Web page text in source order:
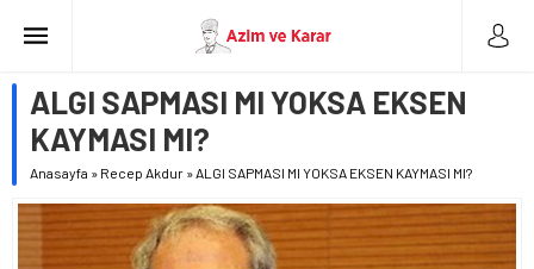
ALGI SAPMASI MI YOKSA EKSEN
KAYMASI MI?
Anasayfa » Recep Akdur »ALGI SAPMASI MI YOKSA EKSEN KAYMASI MI?